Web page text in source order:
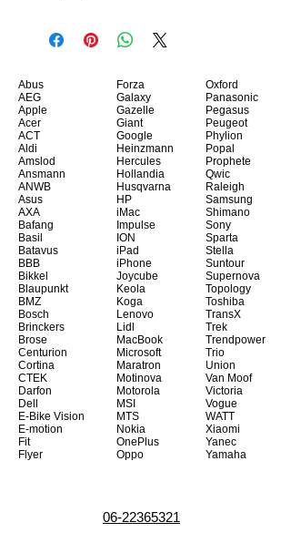
Abus
AEG
Apple
Acer
ACT
Aldi
Amslod
Ansmann
ANWB
Asus
AXA
Bafang
Basil
Batavus
BBB
Bikkel
Blaupunkt
BMZ
Bosch
Brinckers
Brose
Centurion
Cortina
CTEK
Darfon
Dell
E-Bike Vision
E-motion
Fit
Flyer
Forza
Galaxy
Gazelle
Giant
Google
Heinzmann
Hercules
Hollandia
Husqvarna
HP
iMac
Impulse
ION
iPad
iPhone
Joycube
Keola
Koga
Lenovo
Lidl
MacBook
Microsoft
Maratron
Motinova
Motorola
MSI
MTS
Nokia
OnePlus
Oppo
Oxford
Panasonic
Pegasus
Peugeot
Phylion
Popal
Prophete
Qwic
Raleigh
Samsung
Shimano
Sony
Sparta
Stella
Suntour
Supernova
Topology
Toshiba
TransX
Trek
Trendpower
Trio
Union
Van Moof
Victoria
Vogue
WATT
Xiaomi
Yanec
Yamaha
06-22365321